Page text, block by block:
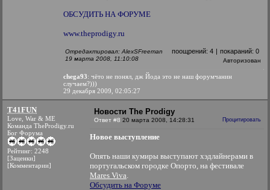
ОБСУДИТЬ НА ФОРУМЕ
www.theprodigy.ru
Отредактировал: AlexSFreeman
19 марта 2008, 11:10:08
поощрений: 4 | покараний: 0
Авторизован
chega93: чёто не понял, дж Йода это не наш форумчанин
случаем?)))
29 декабря 2009, 02:05:27
T41FUN
Love, War & ME
Команда TheProdigy.ru
Бог Форума
Рейтинг: 2248
[Заценки]
[Комментарии]
Новости The Prodigy
Ответ #8 20 марта 2008, 14:28:31 Процитировать
Новое выступление
Опять наши кумиры выступают хэдлайнерами в
португальском городке Опорто, на фестивале
Mares Viva.
Обсудить на Форуме